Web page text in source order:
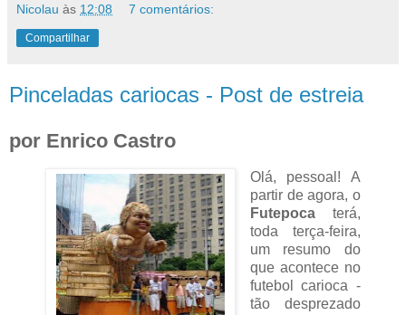
Nicolau às 12:08 7 comentários:
Compartilhar
Pinceladas cariocas - Post de estreia
por Enrico Castro
Olá, pessoal! A
partir de agora, o
Futepocaterá,
toda terça-feira,
um resumo do
que acontece no
futebol carioca -
tão desprezado